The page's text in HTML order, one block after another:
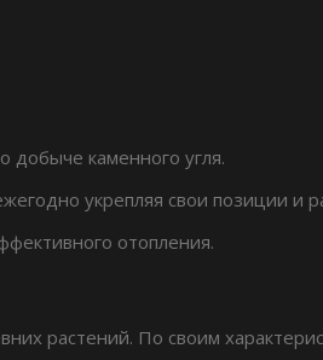
добыче каменного угля.
укрепляя свои позиции и
отопления.
растений. По своим